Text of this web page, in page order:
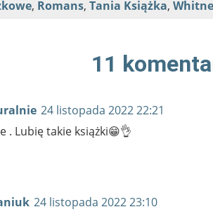
, Romans, Tania Książka,
11
24 listopada 2022 22:21
. Lubię takie książki😁👌
24 listopada 2022 23:10